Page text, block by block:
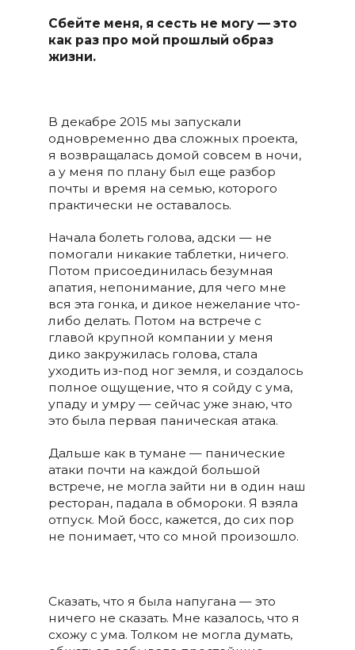
Сбейте меня, я сесть не могу — это
как раз про мой прошлый образ
жизни.
В декабре 2015 мы запускали
одновременно два сложных проекта,
я возвращалась домой совсем в ночи,
а у меня по плану был еще разбор
почты и время на семью, которого
практически не оставалось.
Начала болеть голова, адски — не
помогали никакие таблетки, ничего.
Потом присоединилась безумная
апатия, непонимание, для чего мне
вся эта гонка, и дикое нежелание что-
либо делать. Потом на встрече с
главой крупной компании у меня
дико закружилась голова, стала
уходить из-под ног земля, и создалось
полное ощущение, что я сойду с ума,
упаду и умру — сейчас уже знаю, что
это была первая паническая атака.
Дальше как в тумане — панические
атаки почти на каждой большой
встрече, не могла зайти ни в один наш
ресторан, падала в обмороки. Я взяла
отпуск. Мой босс, кажется, до сих пор
не понимает, что со мной произошло.
Сказать, что я была напугана — это
ничего не сказать. Мне казалось, что я
схожу с ума. Толком не могла думать,